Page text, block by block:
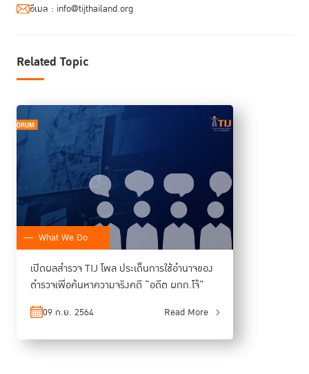
ที่อิสระ ส่วนการมีประชาชนร่วมตัดสินคดี คือ การให้
แห่งชาติ และคณะกรรมการตำรวจท้องถิ่นในประเทศญี่ปุ่น ซึ่งประชาชนเข้าไปมี
ส่วนร่วมเป็นคณะกรรมการ ทำให้ประชาชนสะท้อนการทำงานของเจ้าหน้าที่ใน
แต่ละท้องที่ได้ต่างจากประเทศไทยที่ใช้ระบบรวมศูนย์อำนาจในการพิจารณาแต่ง
ตั้งโยกย้าย
หรือที่ฝรั่งเศส ใช้ระบบกระจายอำนาจการแต่งตั้งโยกย้ายด้วยรูปแบบคณะ
กรรมการ เช่นในฝ่ายตุลาการจะมีคณะกรรมการตุลาการ มีประธานศาลฎีกา
เป็นประธานคณะฯ ประกอบไปด้วยคนจากการเลือกตั้งของผู้พิพากษา ศาล
ปกครอง สภาทนาย คนที่ได้รับการเลือกจากประธานาธิบดี รวมทั้งสภาผู้แทน
ราษฎร และสมาชิกวุฒิสภา ซึ่งแต่เดิมประเทศไทยก็ใช้ระบบที่คล้ายกัน คือ ให้
สามารถเลือกผู้ทรงคุณวุฒิจากภาคส่วนอื่นเข้ามาเป็นคณะกรรมการตุลาการได้
การมีส่วนร่วมของประชาชนออกไป
อีเมล : info@tijthailand.org
Related Topic
What We Do
เปิดผลสำรวจ TIJ โพล ประเด็นการใช้อำนาจของ
ตำรวจเพื่อค้นหาความจริงคดี “อดีต ผกก.โจ้”
09 ก.ย. 2564 Read More